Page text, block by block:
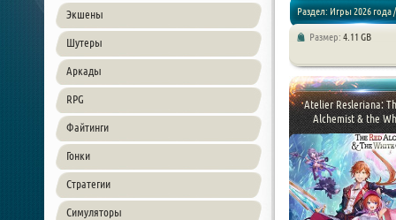
Экшены
Шутеры
Аркады
RPG
Файтинги
Гонки
Стратегии
Симуляторы
Раздел: Игры 2026 года /
Размер: 4.11 GB
Atelier Resleriana:
Alchemist & the